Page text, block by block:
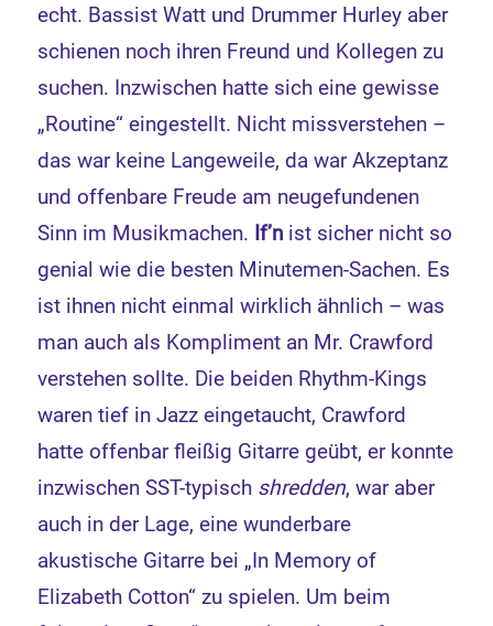
echt. Bassist Watt und Drummer Hurley aber
schienen noch ihren Freund und Kollegen zu
suchen. Inzwischen hatte sich eine gewisse
„Routine“ eingestellt. Nicht missverstehen –
das war keine Langeweile, da war Akzeptanz
und offenbare Freude am neugefundenen
Sinn im Musikmachen. If’n ist sicher nicht so
genial wie die besten Minutemen-Sachen. Es
ist ihnen nicht einmal wirklich ähnlich – was
man auch als Kompliment an Mr. Crawford
verstehen sollte. Die beiden Rhythm-Kings
waren tief in Jazz eingetaucht, Crawford
hatte offenbar fleißig Gitarre geübt, er konnte
inzwischen SST-typisch shredden, war aber
auch in der Lage, eine wunderbare
akustische Gitarre bei „In Memory of
Elizabeth Cotton“ zu spielen. Um beim